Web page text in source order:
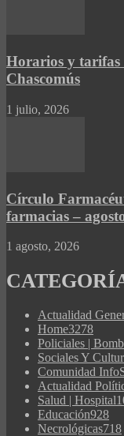
Horarios y
Chascomús
1 julio, 2026
Círculo
farmacias –
1 agosto, 2026
Actualidad
Home3278
Policiales |
Sociales Y
Comunidad
Actualidad
Salud | Hospital
Educación928
Necrológicas718